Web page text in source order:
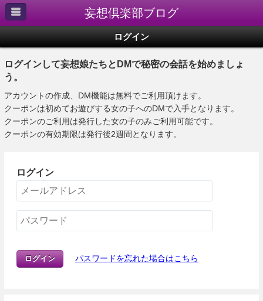
妄想倶楽部ブログ
ログイン
ログインして妄想娘たちとDMで秘密の会話を始めましょ
う。
アカウントの作成、DM機能は無料でご利用頂けます。
クーポンは初めてお遊びする女の子へのDMで入手となります。
クーポンのご利用は発行した女の子のみご利用可能です。
クーポンの有効期限は発行後2週間となります。
ログイン
ログイン パスワードを忘れた場合はこちら